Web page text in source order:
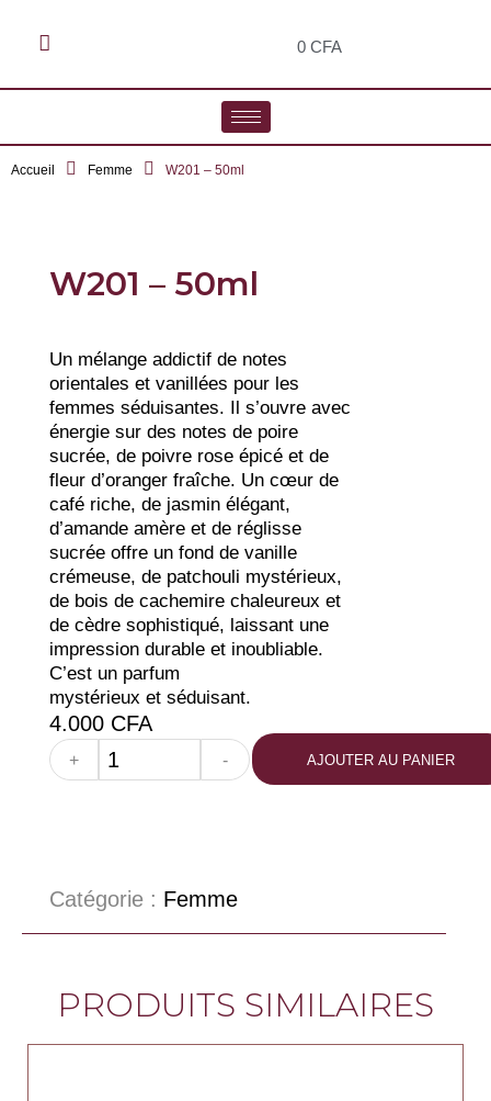
0CFA
Accueil Femme W201 – 50ml
W201 – 50ml
Un mélange addictif de notes
orientales et vanillées pour les
femmes séduisantes. Il s’ouvre avec
énergie sur des notes de poire
sucrée, de poivre rose épicé et de
fleur d’oranger fraîche. Un cœur de
café riche, de jasmin élégant,
d’amande amère et de réglisse
sucrée offre un fond de vanille
crémeuse, de patchouli mystérieux,
de bois de cachemire chaleureux et
de cèdre sophistiqué, laissant une
impression durable et inoubliable.
C’est un parfum
mystérieux et séduisant.
4.000 CFA
+ - AJOUTER AU PANIER
Catégorie : Femme
PRODUITS SIMILAIRES